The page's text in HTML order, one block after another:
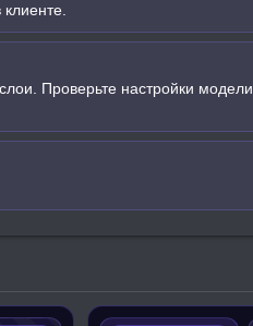
Проверьте настройки модели